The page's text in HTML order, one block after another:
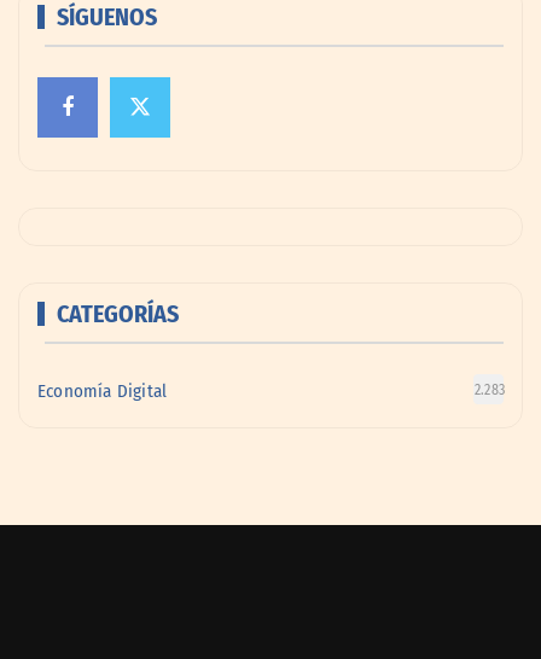
SÍGUENOS
CATEGORÍAS
Economía Digital 2.283